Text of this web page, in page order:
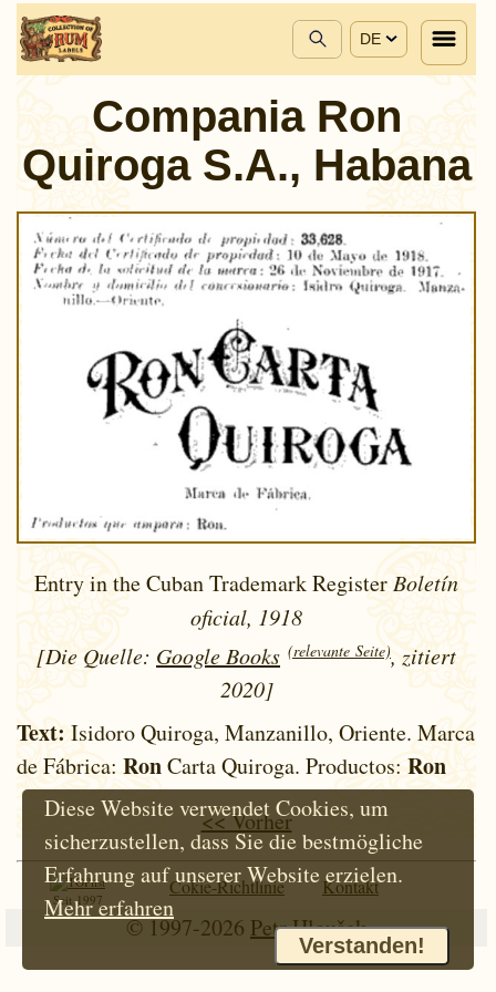
DE
Compania Ron
Quiroga S.A., Habana
Entry in the Cuban Trademark RegisterBoletín
oficial, 1918
[Die Quelle: Google Books (relevante Seite), zitiert
2020]
Text: Isidoro Quiroga, Manzanillo, Oriente. Marca
de Fábrica: RonCarta Quiroga. Productos: Ron
<< Vorher
Seit 1997
Cokie-Richtlinie Kontakt
© 1997-2026 Petr Hloušek
Diese Website verwendet Cookies, um
sicherzustellen, dass Sie die bestmögliche
Erfahrung auf unserer Website erzielen.
Mehr erfahren
Verstanden!